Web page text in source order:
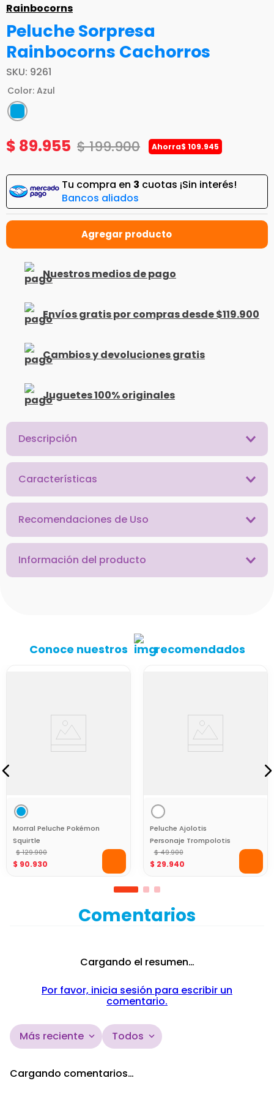
Rainbocorns
Peluche Sorpresa
Rainbocorns Cachorros
SKU: 9261
Color: Azul
$ 89.955 $199.900 Ahorra$ 109.945
Tu compra en 3 cuotas ¡Sin interés!
Bancos aliados
Nuestros medios de pago
Envíos gratis por compras desde $119.900
Cambios y devoluciones gratis
Juguetes 100% originales
Descripción
Características
Recomendaciones de Uso
Información del producto
Conoce nuestros recomendados
Morral Peluche Pokémon
Squirtle
$ 129.900
$ 90.930
Peluche Ajolotis
Personaje Trompolotis
$ 49.900
$ 29.940
Comentarios
Cargando el resumen…
Por favor, inicia sesión para escribir un
comentario.
Más reciente Todos
Cargando comentarios…